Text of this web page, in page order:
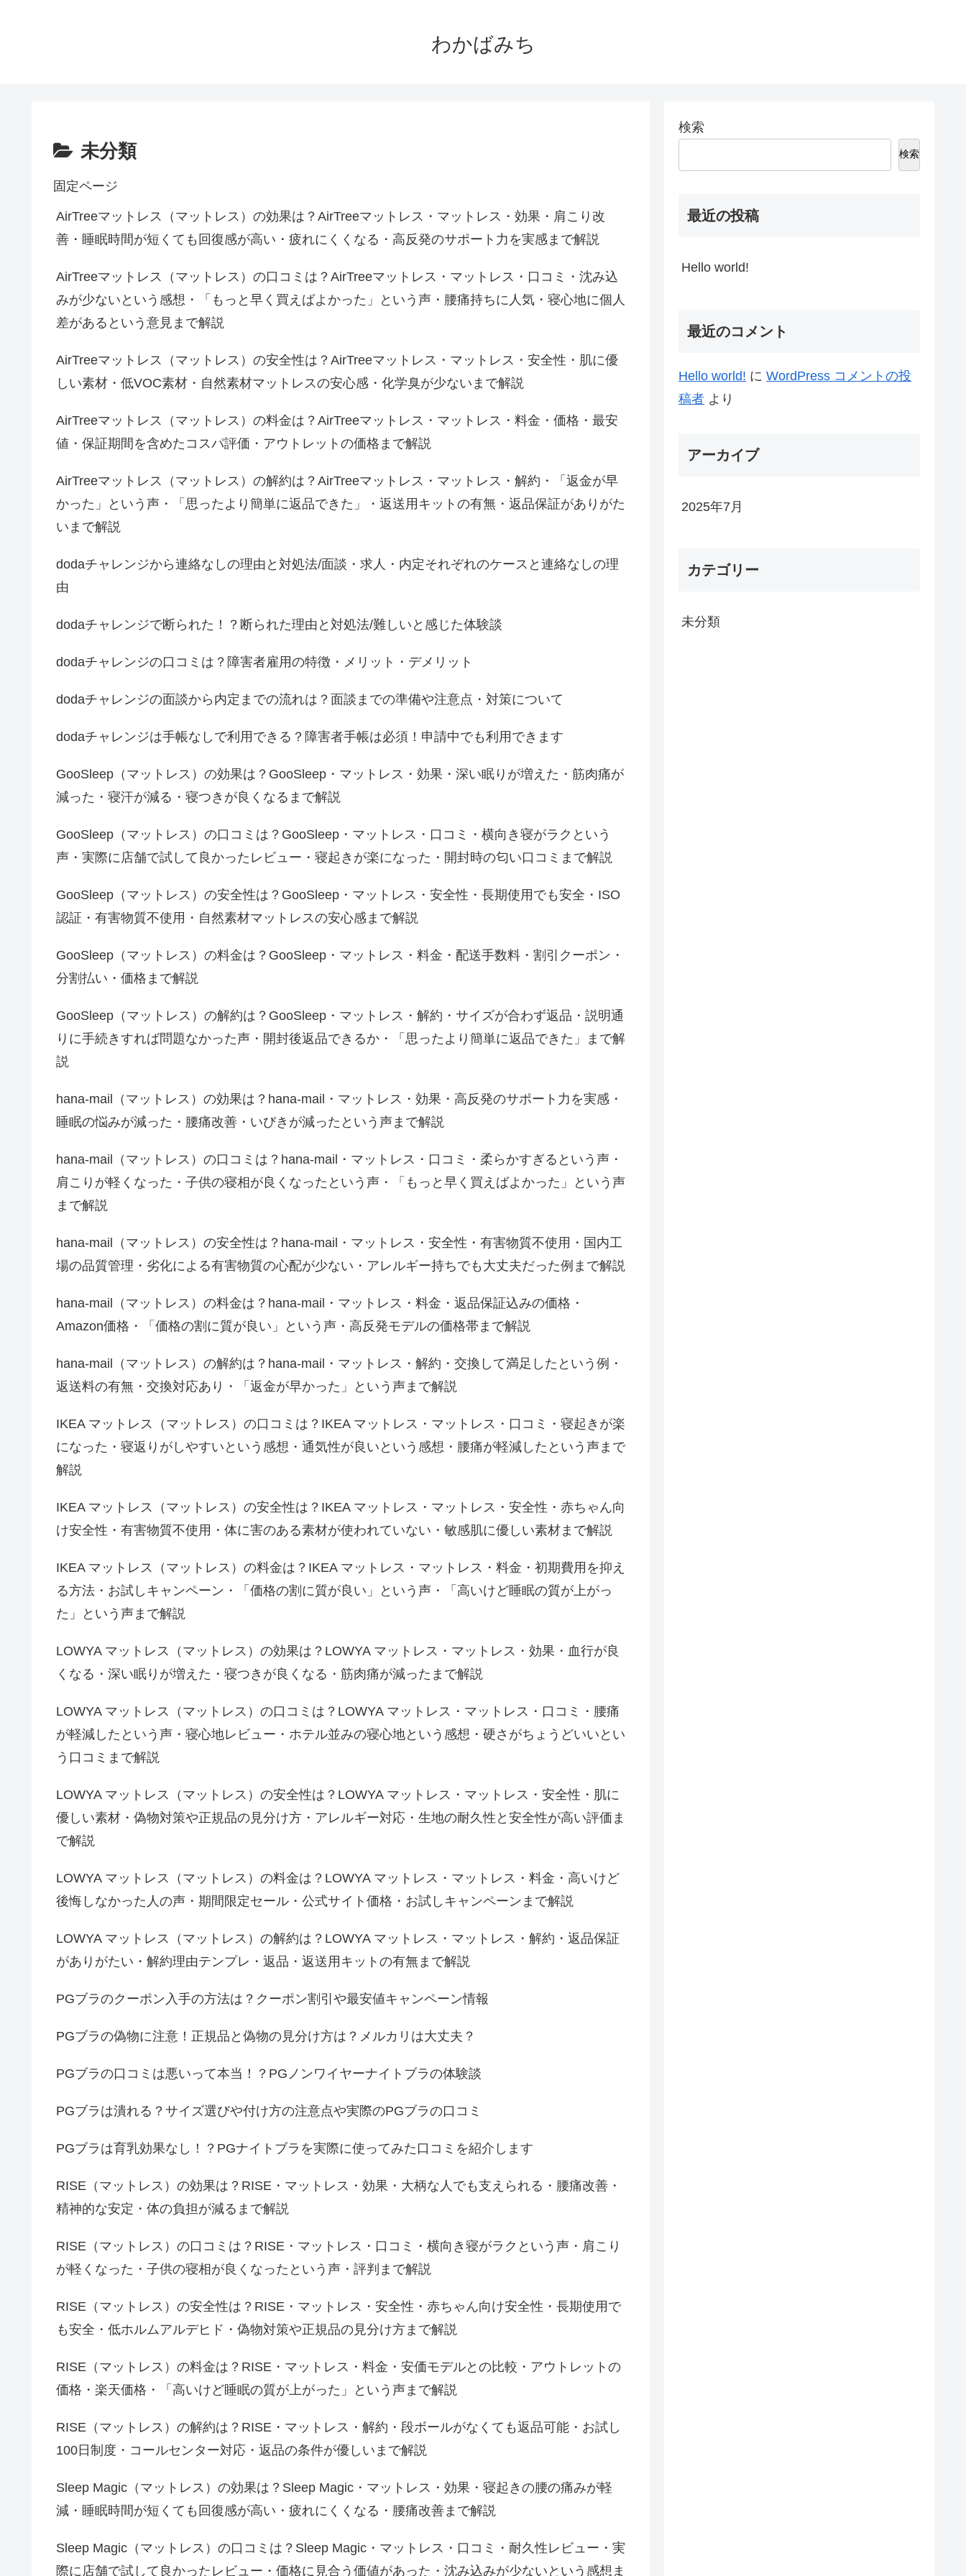
わかばみち
未分類
固定ページ
AirTreeマットレス（マットレス）の効果は？AirTreeマットレス・マットレス・効果・肩こり改
善・睡眠時間が短くても回復感が高い・疲れにくくなる・高反発のサポート力を実感まで解説
AirTreeマットレス（マットレス）の口コミは？AirTreeマットレス・マットレス・口コミ・沈み込
みが少ないという感想・「もっと早く買えばよかった」という声・腰痛持ちに人気・寝心地に個人
差があるという意見まで解説
AirTreeマットレス（マットレス）の安全性は？AirTreeマットレス・マットレス・安全性・肌に優
しい素材・低VOC素材・自然素材マットレスの安心感・化学臭が少ないまで解説
AirTreeマットレス（マットレス）の料金は？AirTreeマットレス・マットレス・料金・価格・最安
値・保証期間を含めたコスパ評価・アウトレットの価格まで解説
AirTreeマットレス（マットレス）の解約は？AirTreeマットレス・マットレス・解約・「返金が早
かった」という声・「思ったより簡単に返品できた」・返送用キットの有無・返品保証がありがた
いまで解説
dodaチャレンジから連絡なしの理由と対処法/面談・求人・内定それぞれのケースと連絡なしの理
由
dodaチャレンジで断られた！？断られた理由と対処法/難しいと感じた体験談
dodaチャレンジの口コミは？障害者雇用の特徴・メリット・デメリット
dodaチャレンジの面談から内定までの流れは？面談までの準備や注意点・対策について
dodaチャレンジは手帳なしで利用できる？障害者手帳は必須！申請中でも利用できます
GooSleep（マットレス）の効果は？GooSleep・マットレス・効果・深い眠りが増えた・筋肉痛が
減った・寝汗が減る・寝つきが良くなるまで解説
GooSleep（マットレス）の口コミは？GooSleep・マットレス・口コミ・横向き寝がラクという
声・実際に店舗で試して良かったレビュー・寝起きが楽になった・開封時の匂い口コミまで解説
GooSleep（マットレス）の安全性は？GooSleep・マットレス・安全性・長期使用でも安全・ISO
認証・有害物質不使用・自然素材マットレスの安心感まで解説
GooSleep（マットレス）の料金は？GooSleep・マットレス・料金・配送手数料・割引クーポン・
分割払い・価格まで解説
GooSleep（マットレス）の解約は？GooSleep・マットレス・解約・サイズが合わず返品・説明通
りに手続きすれば問題なかった声・開封後返品できるか・「思ったより簡単に返品できた」まで解
説
hana-mail（マットレス）の効果は？hana-mail・マットレス・効果・高反発のサポート力を実感・
睡眠の悩みが減った・腰痛改善・いびきが減ったという声まで解説
hana-mail（マットレス）の口コミは？hana-mail・マットレス・口コミ・柔らかすぎるという声・
肩こりが軽くなった・子供の寝相が良くなったという声・「もっと早く買えばよかった」という声
まで解説
hana-mail（マットレス）の安全性は？hana-mail・マットレス・安全性・有害物質不使用・国内工
場の品質管理・劣化による有害物質の心配が少ない・アレルギー持ちでも大丈夫だった例まで解説
hana-mail（マットレス）の料金は？hana-mail・マットレス・料金・返品保証込みの価格・
Amazon価格・「価格の割に質が良い」という声・高反発モデルの価格帯まで解説
hana-mail（マットレス）の解約は？hana-mail・マットレス・解約・交換して満足したという例・
返送料の有無・交換対応あり・「返金が早かった」という声まで解説
IKEA マットレス（マットレス）の口コミは？IKEA マットレス・マットレス・口コミ・寝起きが楽
になった・寝返りがしやすいという感想・通気性が良いという感想・腰痛が軽減したという声まで
解説
IKEA マットレス（マットレス）の安全性は？IKEA マットレス・マットレス・安全性・赤ちゃん向
け安全性・有害物質不使用・体に害のある素材が使われていない・敏感肌に優しい素材まで解説
IKEA マットレス（マットレス）の料金は？IKEA マットレス・マットレス・料金・初期費用を抑え
る方法・お試しキャンペーン・「価格の割に質が良い」という声・「高いけど睡眠の質が上がっ
た」という声まで解説
LOWYA マットレス（マットレス）の効果は？LOWYA マットレス・マットレス・効果・血行が良
くなる・深い眠りが増えた・寝つきが良くなる・筋肉痛が減ったまで解説
LOWYA マットレス（マットレス）の口コミは？LOWYA マットレス・マットレス・口コミ・腰痛
が軽減したという声・寝心地レビュー・ホテル並みの寝心地という感想・硬さがちょうどいいとい
う口コミまで解説
LOWYA マットレス（マットレス）の安全性は？LOWYA マットレス・マットレス・安全性・肌に
優しい素材・偽物対策や正規品の見分け方・アレルギー対応・生地の耐久性と安全性が高い評価ま
で解説
LOWYA マットレス（マットレス）の料金は？LOWYA マットレス・マットレス・料金・高いけど
後悔しなかった人の声・期間限定セール・公式サイト価格・お試しキャンペーンまで解説
LOWYA マットレス（マットレス）の解約は？LOWYA マットレス・マットレス・解約・返品保証
がありがたい・解約理由テンプレ・返品・返送用キットの有無まで解説
PGブラのクーポン入手の方法は？クーポン割引や最安値キャンペーン情報
PGブラの偽物に注意！正規品と偽物の見分け方は？メルカリは大丈夫？
PGブラの口コミは悪いって本当！？PGノンワイヤーナイトブラの体験談
PGブラは潰れる？サイズ選びや付け方の注意点や実際のPGブラの口コミ
PGブラは育乳効果なし！？PGナイトブラを実際に使ってみた口コミを紹介します
RISE（マットレス）の効果は？RISE・マットレス・効果・大柄な人でも支えられる・腰痛改善・
精神的な安定・体の負担が減るまで解説
RISE（マットレス）の口コミは？RISE・マットレス・口コミ・横向き寝がラクという声・肩こり
が軽くなった・子供の寝相が良くなったという声・評判まで解説
RISE（マットレス）の安全性は？RISE・マットレス・安全性・赤ちゃん向け安全性・長期使用で
も安全・低ホルムアルデヒド・偽物対策や正規品の見分け方まで解説
RISE（マットレス）の料金は？RISE・マットレス・料金・安価モデルとの比較・アウトレットの
価格・楽天価格・「高いけど睡眠の質が上がった」という声まで解説
RISE（マットレス）の解約は？RISE・マットレス・解約・段ボールがなくても返品可能・お試し
100日制度・コールセンター対応・返品の条件が優しいまで解説
Sleep Magic（マットレス）の効果は？Sleep Magic・マットレス・効果・寝起きの腰の痛みが軽
減・睡眠時間が短くても回復感が高い・疲れにくくなる・腰痛改善まで解説
Sleep Magic（マットレス）の口コミは？Sleep Magic・マットレス・口コミ・耐久性レビュー・実
際に店舗で試して良かったレビュー・価格に見合う価値があった・沈み込みが少ないという感想ま
検索
検索
最近の投稿
Hello world!
最近のコメント
Hello world! に WordPress コメントの投
稿者 より
アーカイブ
2025年7月
カテゴリー
未分類